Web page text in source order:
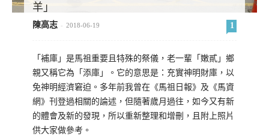
羊」
陳高志 - 2018-06-19 1
「補庫」是馬祖重要且特殊的祭儀，老一輩「嫩貳」鄉
親又稱它為「添庫」。它的意思是：充實神明財庫，以
免神明經濟窘迫。多年前我曾在《馬祖日報》及《馬資
網》刊登過相關的論述，但隨著歲月過往，如今又有新
的體會及新的發現，所以重新整理和增刪，且附上照片
供大家做參考。